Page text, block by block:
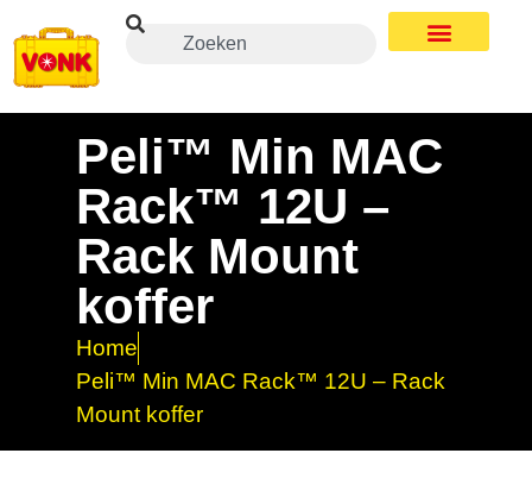
Peli™ Min MAC
Rack™ 12U –
Rack Mount
koffer
Home
Peli™ Min MAC Rack™ 12U – Rack
Mount koffer